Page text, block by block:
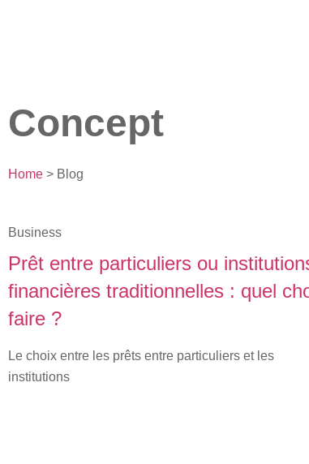
Concept
Home > Blog
Business
Prêt entre particuliers ou
financières traditionnelles : quel
faire ?
Le choix entre les prêts entre particuliers et les
institutions